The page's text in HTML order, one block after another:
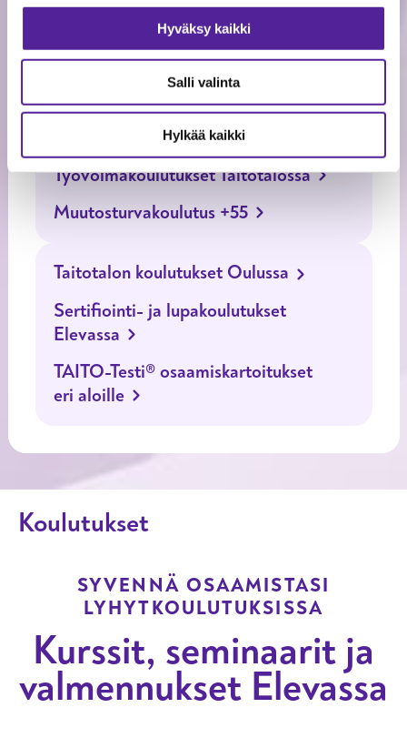
Hyväksy kaikki
Salli valinta
Hylkää kaikki
Lyhytkoulutukset, kurssit ja
seminaarit Elevassa
Tutkintokoulutukset Taitotalossa
Työvoimakoulutukset Taitotalossa
Muutosturvakoulutus +55
Taitotalon koulutukset Oulussa
Sertifiointi- ja lupakoulutukset
Elevassa
TAITO-Testi® osaamiskartoitukset
eri aloille
Koulutukset
Koulutukset
Kurssit, seminaarit ja
valmennukset Elevassa
SYVENNÄ OSAAMISTASI
LYHYTKOULUTUKSISSA